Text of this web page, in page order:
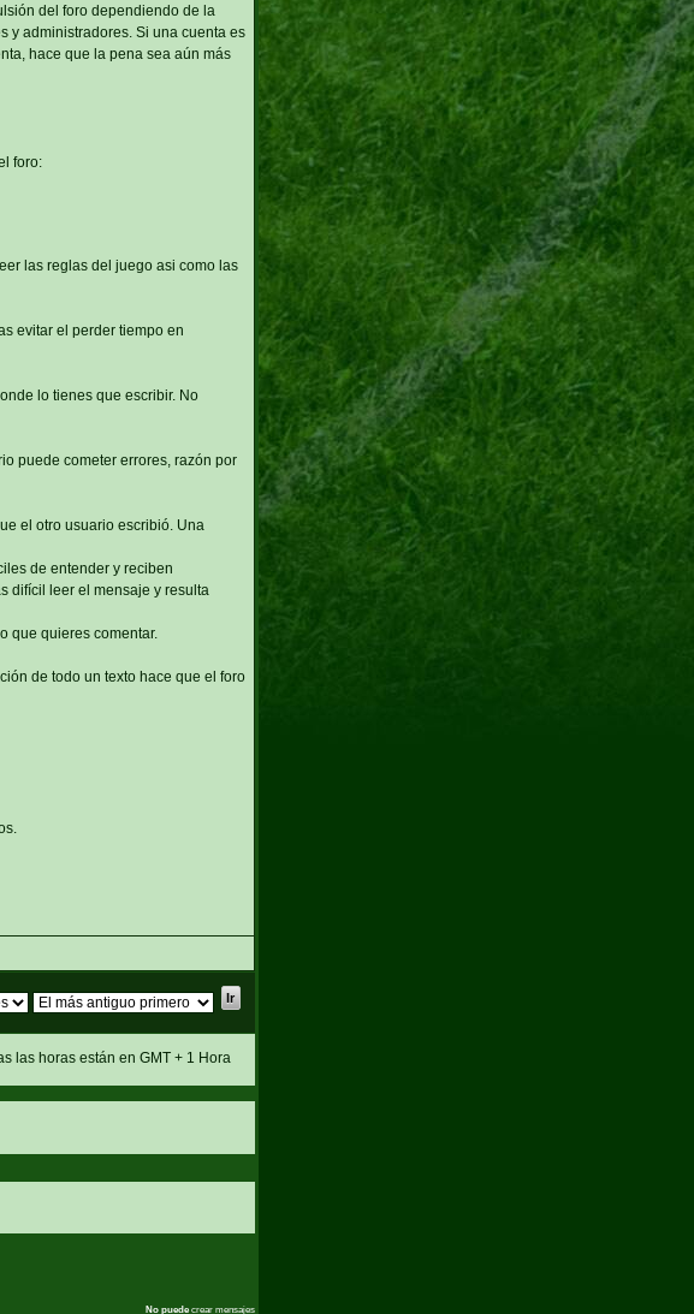
del foro dependiendo de la
y administradores. Si una cuenta es
hace que la pena sea aún más
foro:
las reglas del juego asi como las
evitar el perder tiempo en
lo tienes que escribir. No
puede cometer errores, razón por
el otro usuario escribió. Una
de entender y reciben
difícil leer el mensaje y resulta
que quieres comentar.
de todo un texto hace que el foro
las horas están en GMT + 1 Hora
No puedecrear mensajes